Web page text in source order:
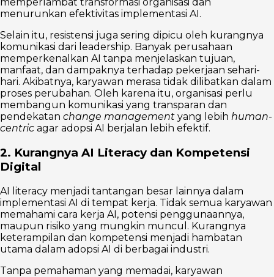
memperlambat transformasi organisasi dan
menurunkan efektivitas implementasi AI.
Selain itu, resistensi juga sering dipicu oleh kurangnya
komunikasi dari leadership. Banyak perusahaan
memperkenalkan AI tanpa menjelaskan tujuan,
manfaat, dan dampaknya terhadap pekerjaan sehari-
hari. Akibatnya, karyawan merasa tidak dilibatkan dalam
proses perubahan. Oleh karena itu, organisasi perlu
membangun komunikasi yang transparan dan
pendekatan change management yang lebih human-
centric agar adopsi AI berjalan lebih efektif.
2. Kurangnya AI Literacy dan Kompetensi
Digital
AI literacy menjadi tantangan besar lainnya dalam
implementasi AI di tempat kerja. Tidak semua karyawan
memahami cara kerja AI, potensi penggunaannya,
maupun risiko yang mungkin muncul. Kurangnya
keterampilan dan kompetensi menjadi hambatan
utama dalam adopsi AI di berbagai industri.
Tanpa pemahaman yang memadai, karyawan